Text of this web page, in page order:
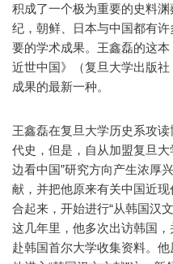
积成了一个极为重要的史料
纪，朝鲜、日本与中国都有
要的学术成果。王鑫磊的这
近世中国》（复旦大学出版
成果的最新一种。
王鑫磊在复旦大学历史系攻
代史，但是，自从加盟复旦
边看中国”研究方向产生浓厚
献，并把他原来有关中国近
合起来，开始进行“从韩国汉
这几年里，他多次出访韩国
赴韩国首尔大学收集资料。